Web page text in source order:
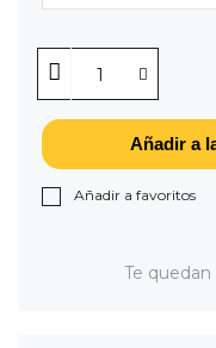
Añadir a
Añadir a favoritos
Te quedan